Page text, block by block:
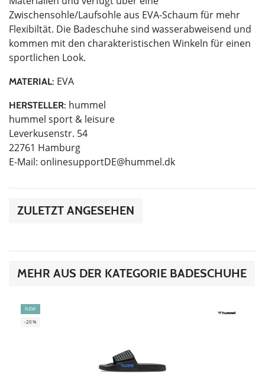
Zwischensohle/Laufsohle aus EVA-Schaum für mehr
Flexibiltät. Die Badeschuhe sind wasserabweisend und
kommen mit den charakteristischen Winkeln für einen
sportlichen Look.
MATERIAL: EVA
HERSTELLER: hummel
hummel sport & leisure
Leverkusenstr. 54
22761 Hamburg
E-Mail: onlinesupportDE@hummel.dk
ZULETZT ANGESEHEN
MEHR AUS DER KATEGORIE BADESCHUHE
NEW
-20%